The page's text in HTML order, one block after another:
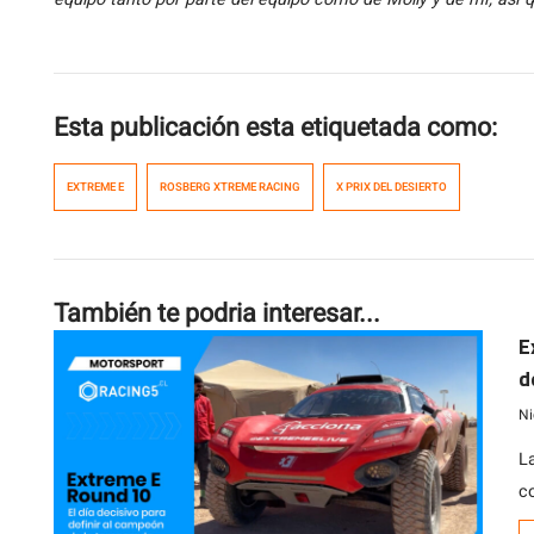
Esta publicación esta etiquetada como:
EXTREME E ROSBERG XTREME RACING X PRIX DEL DESIERTO
También te podria interesar...